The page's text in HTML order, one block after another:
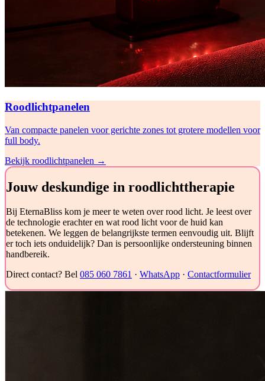
Roodlichtpanelen
Van compacte panelen voor gerichte zones tot grotere modellen voor
full body.
Bekijk roodlichtpanelen →
Jouw deskundige in roodlichttherapie
Bij EternaBliss kom je meer te weten over rood licht. Je leest over
de technologie erachter en wat rood licht voor de huid kan
betekenen. We leggen de belangrijkste termen eenvoudig uit. Blijft
er toch iets onduidelijk? Dan is persoonlijke ondersteuning binnen
handbereik.
Direct contact? Bel 085 060 7861 · WhatsApp · Contactformulier